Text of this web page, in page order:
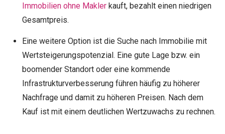
Immobilien ohne Maklerkauft, bezahlt einen niedrigen
Gesamtpreis.
Eine weitere Option ist die Suche nach Immobilie mit
Wertsteigerungspotenzial. Eine gute Lage bzw. ein
boomender Standort oder eine kommende
Infrastrukturverbesserung führen häufig zu höherer
Nachfrage und damit zu höheren Preisen. Nach dem
Kauf ist mit einem deutlichen Wertzuwachs zu rechnen.